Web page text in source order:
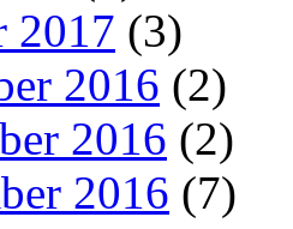
2017 (3)
2016 (2)
2016 (2)
2016 (7)